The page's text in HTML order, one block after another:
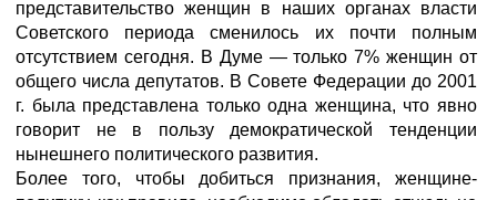
представительство женщин в наших органах власти
Советского периода сменилось их почти полным
отсутствием сегодня. В Думе — только 7% женщин от
общего числа депутатов. В Совете Федерации до 2001
г. была представлена только одна женщина, что явно
говорит не в пользу демократической тенденции
нынешнего политического развития.
Более того, чтобы добиться признания, женщине-